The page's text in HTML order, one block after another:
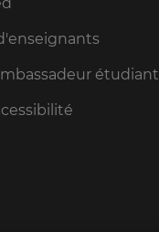
étudiant